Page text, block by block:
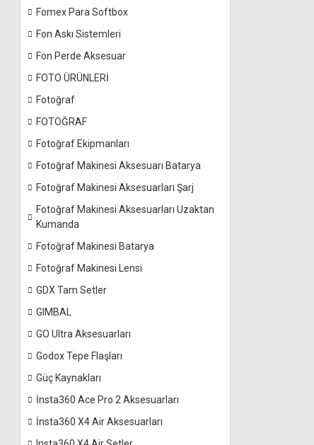
Fomex Para Softbox
Fon Askı Sistemleri
Fon Perde Aksesuar
FOTO ÜRÜNLERİ
Fotoğraf
FOTOĞRAF
Fotoğraf Ekipmanları
Fotoğraf Makinesi Aksesuarı Batarya
Fotoğraf Makinesi Aksesuarları Şarj
Fotoğraf Makinesi Aksesuarları Uzaktan
Kumanda
Fotoğraf Makinesi Batarya
Fotoğraf Makinesi Lensi
GDX Tam Setler
GIMBAL
GO Ultra Aksesuarları
Godox Tepe Flaşları
Güç Kaynakları
İnsta360 Ace Pro 2 Aksesuarları
İnsta360 X4 Air Aksesuarları